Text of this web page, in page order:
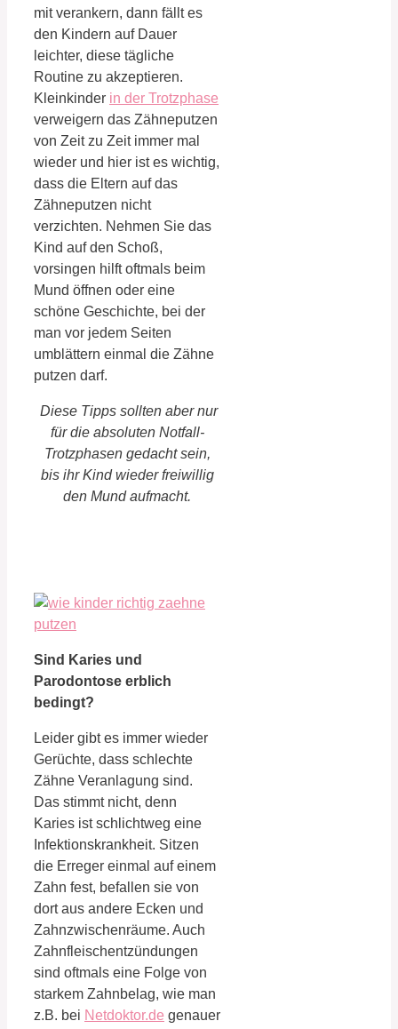
mit verankern, dann fällt es
den Kindern auf Dauer
leichter, diese tägliche
Routine zu akzeptieren.
Kleinkinder in der Trotzphase
verweigern das Zähneputzen
von Zeit zu Zeit immer mal
wieder und hier ist es wichtig,
dass die Eltern auf das
Zähneputzen nicht
verzichten. Nehmen Sie das
Kind auf den Schoß,
vorsingen hilft oftmals beim
Mund öffnen oder eine
schöne Geschichte, bei der
man vor jedem Seiten
umblättern einmal die Zähne
putzen darf.
Diese Tipps sollten aber nur
für die absoluten Notfall-
Trotzphasen gedacht sein,
bis ihr Kind wieder freiwillig
den Mund aufmacht.
Sind Karies und
Parodontose erblich
bedingt?
Leider gibt es immer wieder
Gerüchte, dass schlechte
Zähne Veranlagung sind.
Das stimmt nicht, denn
Karies ist schlichtweg eine
Infektionskrankheit. Sitzen
die Erreger einmal auf einem
Zahn fest, befallen sie von
dort aus andere Ecken und
Zahnzwischenräume. Auch
Zahnfleischentzündungen
sind oftmals eine Folge von
starkem Zahnbelag, wie man
z.B. bei Netdoktor.de genauer